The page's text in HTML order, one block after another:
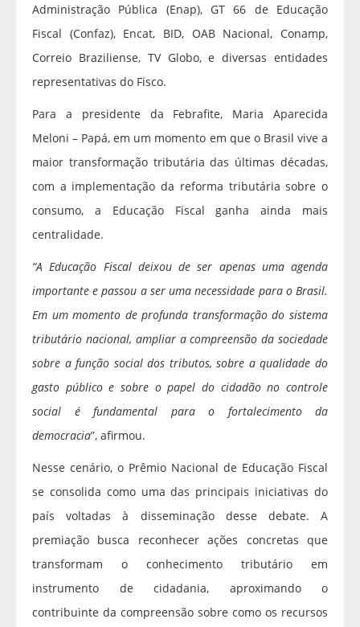
Administração Pública (Enap), GT 66 de Educação
Fiscal (Confaz), Encat, BID, OAB Nacional, Conamp,
Correio Braziliense, TV Globo, e diversas entidades
representativas do Fisco.
Para a presidente da Febrafite, Maria Aparecida
Meloni – Papá, em um momento em que o Brasil vive a
maior transformação tributária das últimas décadas,
com a implementação da reforma tributária sobre o
consumo, a Educação Fiscal ganha ainda mais
centralidade.
“A Educação Fiscal deixou de ser apenas uma agenda
importante e passou a ser uma necessidade para o Brasil.
Em um momento de profunda transformação do sistema
tributário nacional, ampliar a compreensão da sociedade
sobre a função social dos tributos, sobre a qualidade do
gasto público e sobre o papel do cidadão no controle
social é fundamental para o fortalecimento da
democracia”, afirmou.
Nesse cenário, o Prêmio Nacional de Educação Fiscal
se consolida como uma das principais iniciativas do
país voltadas à disseminação desse debate. A
premiação busca reconhecer ações concretas que
transformam o conhecimento tributário em
instrumento de cidadania, aproximando o
contribuinte da compreensão sobre como os recursos